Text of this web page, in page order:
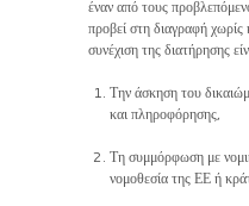
έναν από τους
προβεί στη διαγραφή
συνέχιση της διατήρησης
Την άσκηση του
και πληροφόρησης,
Τη συμμόρφωση με
νομοθεσία της ΕΕ ή